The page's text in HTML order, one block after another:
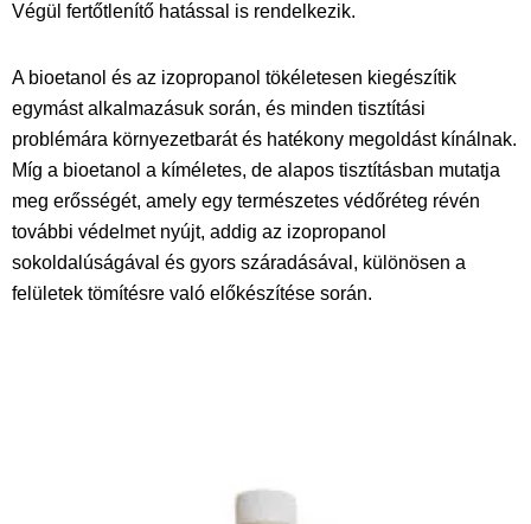
Végül fertőtlenítő hatással is rendelkezik.
A bioetanol és az izopropanol tökéletesen kiegészítik
egymást alkalmazásuk során, és minden tisztítási
problémára környezetbarát és hatékony megoldást kínálnak.
Míg a bioetanol a kíméletes, de alapos tisztításban mutatja
meg erősségét, amely egy természetes védőréteg révén
további védelmet nyújt, addig az izopropanol
sokoldalúságával és gyors száradásával, különösen a
felületek tömítésre való előkészítése során.